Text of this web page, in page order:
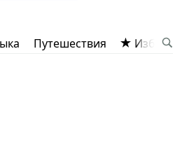
Путешествия